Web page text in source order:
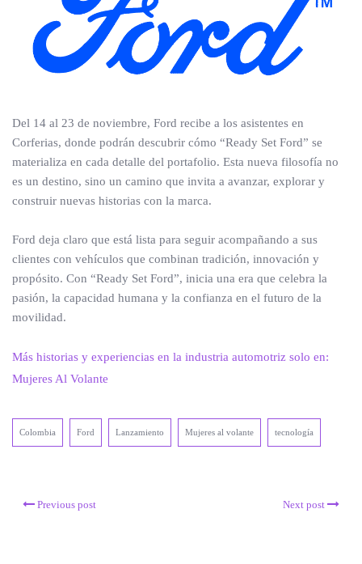
Del 14 al 23 de noviembre, Ford recibe a los asistentes en
Corferias, donde podrán descubrir cómo “Ready Set Ford” se
materializa en cada detalle del portafolio. Esta nueva filosofía no
es un destino, sino un camino que invita a avanzar, explorar y
construir nuevas historias con la marca.
Ford deja claro que está lista para seguir acompañando a sus
clientes con vehículos que combinan tradición, innovación y
propósito. Con “Ready Set Ford”, inicia una era que celebra la
pasión, la capacidad humana y la confianza en el futuro de la
movilidad.
Más historias y experiencias en la industria automotriz solo en:
Mujeres Al Volante
Colombia Ford Lanzamiento Mujeres al volante tecnología
Previous post Next post